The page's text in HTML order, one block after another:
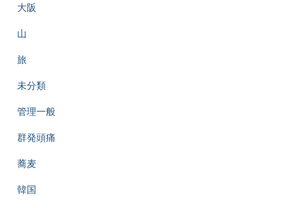
大阪
山
旅
未分類
管理一般
群発頭痛
蕎麦
韓国